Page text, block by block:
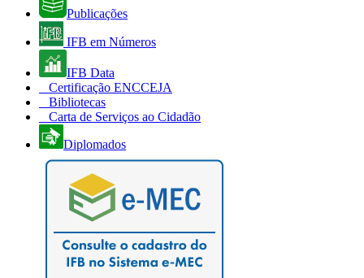
Publicações
IFB em Números
IFB Data
Certificação ENCCEJA
Bibliotecas
Carta de Serviços ao Cidadão
Diplomados